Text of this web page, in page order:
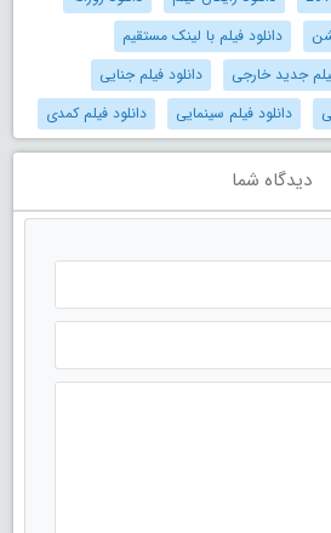
دانلود فیلم با لینک مستقیم
جدید خارجی
دانلود فیلم جنایی
دانلود فیلم سینمایی دانلود فیلم کمدی
دیدگاه شما